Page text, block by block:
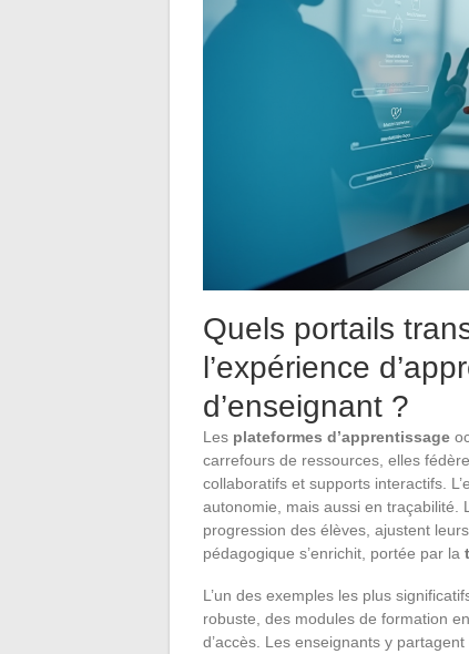
Quels portails
l’expérience
d’enseignant ?
Les plateformes d’apprentissage
carrefours de ressources, elles
collaboratifs et supports interactifs.
autonomie, mais aussi en traçabilité.
progression des élèves, ajustent
pédagogique s’enrichit, portée par la
L’un des exemples les plus
robuste, des modules de formation
d’accès. Les enseignants y